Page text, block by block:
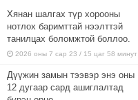
Хянан шалгах түр хорооны
нотлох баримттай нээлттэй
танилцах боломжтой боллоо.
2026 оны 7 сар 23 / 15 цаг 58 минут
Дүүжин замын тээвэр энэ оны
12 дугаар сард ашиглалтад